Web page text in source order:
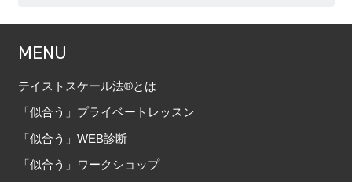
MENU
テイストスケール法®とは
「似合う」プライベートレッスン
「似合う」WEB診断
「似合う」ワークショップ